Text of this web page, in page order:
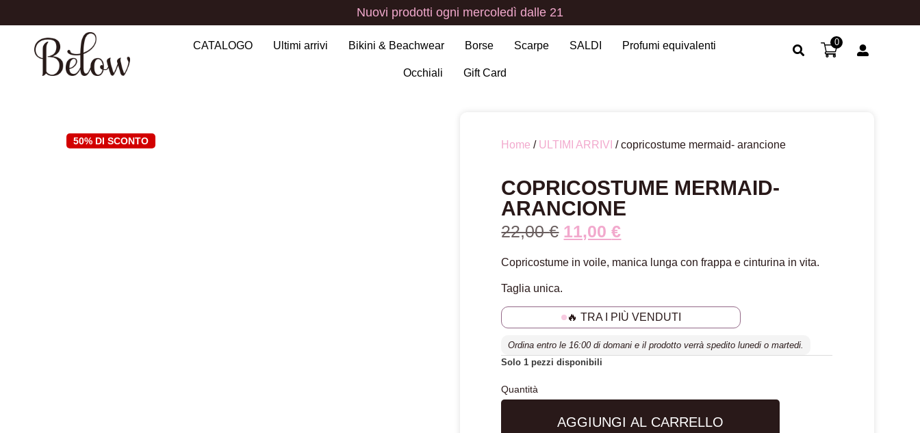
Nuovi prodotti ogni mercoledì dalle 21
CATALOGO Ultimi arrivi Bikini & Beachwear Borse Scarpe SALDI Profumi equivalenti
Occhiali Gift Card
0
50% DI SCONTO Home / ULTIMI ARRIVI / copricostume mermaid- arancione
COPRICOSTUME MERMAID-
ARANCIONE
22,00€ 11,00€
Copricostume in voile, manica lunga con frappa e cinturina in vita.
Taglia unica.
🔥 TRA I PIÙ VENDUTI
Ordina entro le 16:00 di domani e il prodotto verrà spedito lunedi o martedi.
Solo 1 pezzi disponibili
AGGIUNGI AL CARRELLO